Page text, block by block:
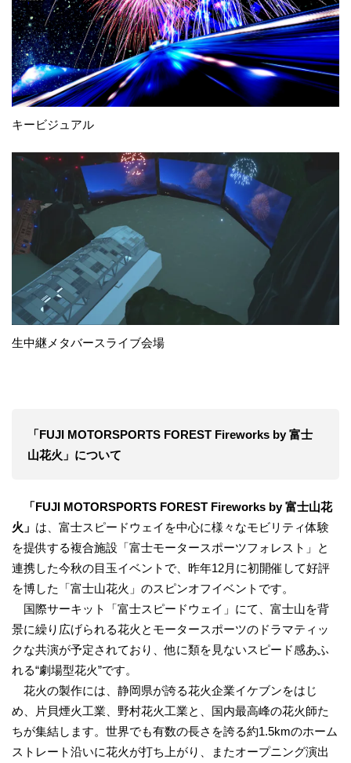
キービジュアル
生中継メタバースライブ会場
「FUJI MOTORSPORTS FOREST Fireworks by 富士
山花火」について
「FUJI MOTORSPORTS FOREST Fireworks by 富士山花
火」 は、富士スピードウェイを中心に様々なモビリティ体験
を提供する複合施設「富士モータースポーツフォレスト」と
連携した今秋の目玉イベントで、昨年12月に初開催して好評
を博した「富士山花火」のスピンオフイベントです。
国際サーキット「富士スピードウェイ」にて、富士山を背
景に繰り広げられる花火とモータースポーツのドラマティッ
クな共演が予定されており、他に類を見ないスピード感あふ
れる“劇場型花火”です。
花火の製作には、静岡県が誇る花火企業イケブンをはじ
め、片貝煙火工業、野村花火工業と、国内最高峰の花火師た
ちが集結します。世界でも有数の長さを誇る約1.5kmのホーム
ストレート沿いに花火が打ち上がり、またオープニング演出